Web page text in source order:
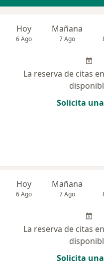
Hoy
6 Ago
Mañana
7 Ago
La reserva de citas
Solicita
Hoy
6 Ago
Mañana
7 Ago
La reserva de citas
Solicita